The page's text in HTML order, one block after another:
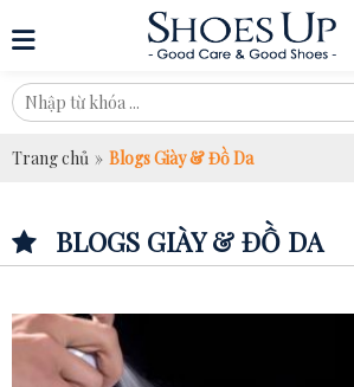
Trang chủ » Blogs Giày & Đồ Da
BLOGS GIÀY & ĐỒ DA